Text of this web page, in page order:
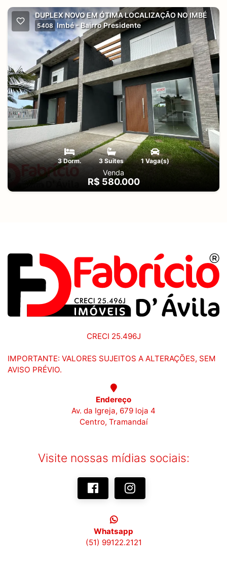
DUPLEX NOVO EM ÓTIMA LOCALIZAÇÃO NO IMBÉ
5408 Imbé - Bairro Presidente
3 Dorm. 3 Suites 1 Vaga(s)
Venda
R$ 580.000
CRECI 25.496J
IMPORTANTE: VALORES SUJEITOS A ALTERAÇÕES, SEM
AVISO PRÉVIO.
Endereço
Av. da Igreja, 679 loja 4
Centro, Tramandaí
Visite nossas mídias sociais:
Whatsapp
(51) 99122.2121